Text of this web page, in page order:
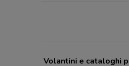
Volantini e cataloghi